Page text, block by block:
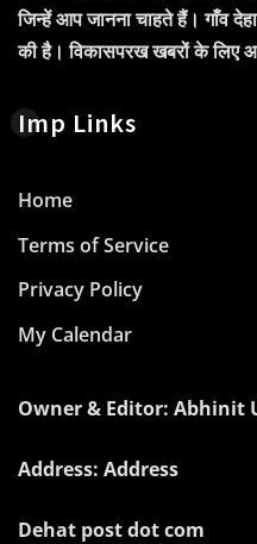
जिन्हें आप जानना चाहते हैं। गाँव
की है। विकासपरख खबरों के लिए
Imp Links
Home
Terms of Service
Privacy Policy
My Calendar
Owner & Editor: Abhinit
Address: Address
Dehat post dot com